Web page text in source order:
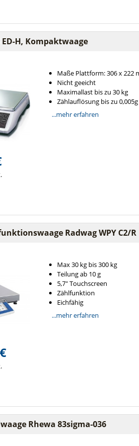
ED-H, Kompaktwaage
Maße Plattform: 306 x 222
Nicht geeicht
Maximallast bis zu 30 kg
Zählauflösung bis zu 0,005g
...mehr erfahren
Radwag WPY C2/R
Max 30 kg bis 300 kg
Teilung ab 10 g
5,7" Touchscreen
Zählfunktion
Eichfähig
...mehr erfahren
Rhewa 83sigma-036